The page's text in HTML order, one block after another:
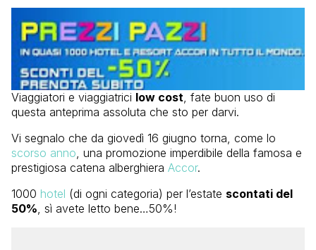
Viaggiatori e viaggiatrici low cost , fate buon uso di
questa anteprima assoluta che sto per darvi.
Vi segnalo che da giovedì 16 giugno torna, come lo
scorso anno , una promozione imperdibile della famosa e
prestigiosa catena alberghiera Accor.
1000 hotel (di ogni categoria) per l’estate scontati del
50% , sì avete letto bene…50%!